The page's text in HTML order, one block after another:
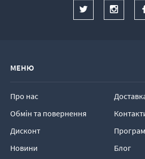
МЕНЮ
Про нас
Обмін та повернення
Дисконт
Новини
Блог